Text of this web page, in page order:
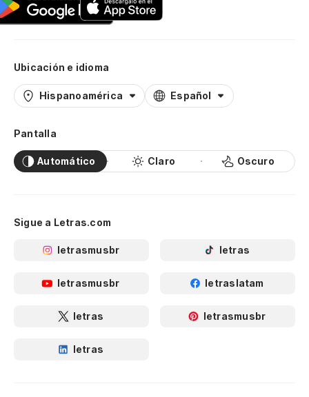
Ubicación e idioma
Hispanoamérica Español
Pantalla
Automático Claro Oscuro
Sigue a Letras.com
letrasmusbr letras
letrasmusbr letraslatam
letras letrasmusbr
letras